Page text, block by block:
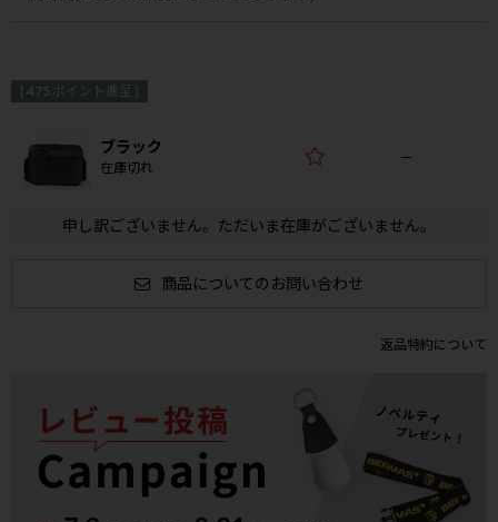
[ 475 ポイント進呈 ]
ブラック
在庫切れ
—
申し訳ございません。ただいま在庫がございません。
商品についてのお問い合わせ
返品特約について